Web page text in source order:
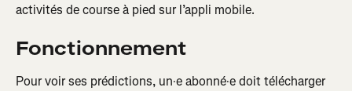
activités de course à pied sur l’appli mobile.
Fonctionnement
Pour voir ses prédictions, un·e abonné·e doit télécharger